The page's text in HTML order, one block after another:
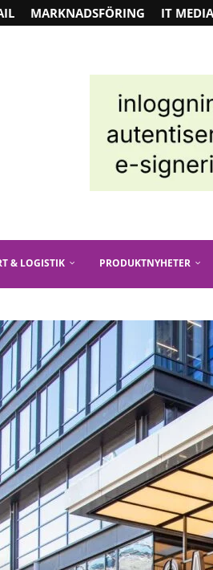
MARKNADSFÖRING IT
& LOGISTIK PRODUKTNYHETER